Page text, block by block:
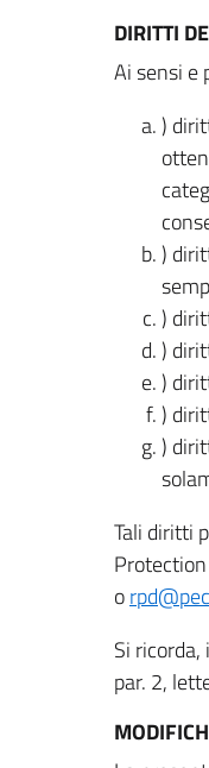
DIRITTI
Ai sensi e
)
)
)
)
)
)
)
Tali diritti
o
Si
par. 2,